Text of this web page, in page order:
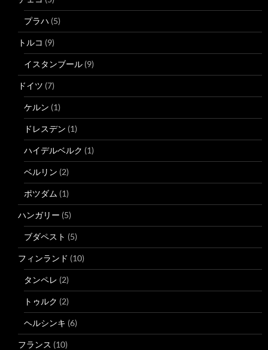
プラハ (5)
トルコ (9)
イスタンブール (9)
ドイツ (7)
ケルン (1)
ドレスデン (1)
ハイデルベルク (1)
ベルリン (2)
ポツダム (1)
ハンガリー (5)
ブダペスト (5)
フィンランド (10)
タンペレ (2)
トゥルク (2)
ヘルシンキ (6)
フランス (10)